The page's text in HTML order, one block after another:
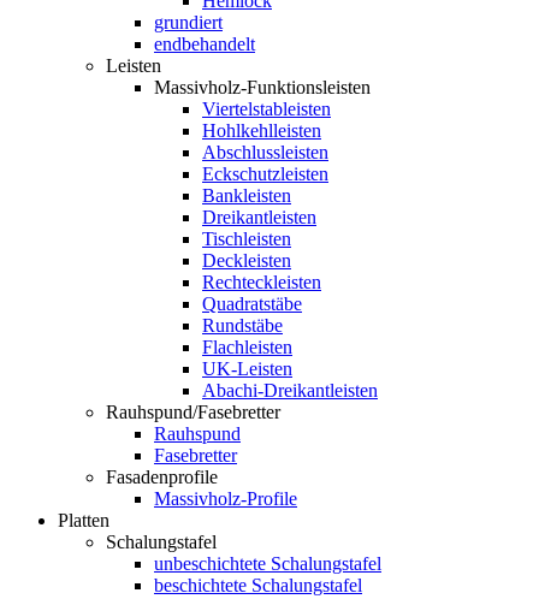
grundiert
endbehandelt
Leisten
Massivholz-Funktionsleisten
Viertelstableisten
Hohlkehlleisten
Abschlussleisten
Eckschutzleisten
Bankleisten
Dreikantleisten
Tischleisten
Deckleisten
Rechteckleisten
Quadratstäbe
Rundstäbe
Flachleisten
UK-Leisten
Abachi-Dreikantleisten
Rauhspund/Fasebretter
Rauhspund
Fasebretter
Fasadenprofile
Massivholz-Profile
Platten
Schalungstafel
unbeschichtete Schalungstafel
beschichtete Schalungstafel